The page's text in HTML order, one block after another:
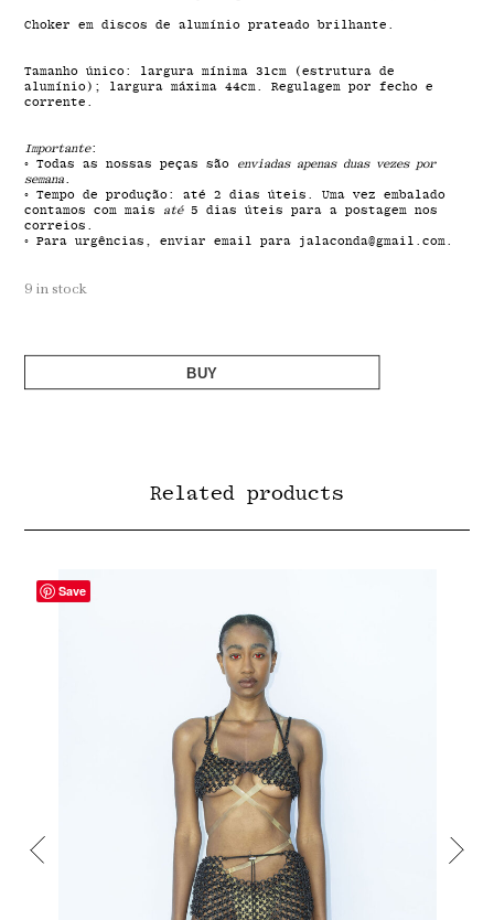
Choker em discos de alumínio prateado brilhante.
Tamanho único: largura mínima 31cm (estrutura de
alumínio); largura máxima 44cm. Regulagem por fecho e
corrente.
Importante:
◦ Todas as nossas peças são enviadas apenas duas vezes por
semana .
◦ Tempo de produção: até 2 dias úteis. Uma vez embalado
contamos com mais até5 dias úteis para a postagem nos
correios.
◦ Para urgências, enviar email para jalaconda@gmail.com.
9 in stock
BUY
Related products